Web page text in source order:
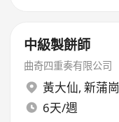
中級製餅師
曲奇四重奏有限公司
黃大仙, 新蒲崗
6天/週